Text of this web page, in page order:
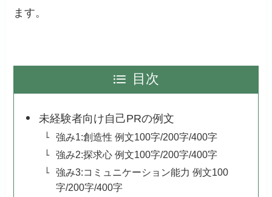
ます。
目次
未経験者向け自己PRの例文
強み1:創造性 例文100字/200字/400字
強み2:探求心 例文100字/200字/400字
強み3:コミュニケーション能力 例文100
字/200字/400字